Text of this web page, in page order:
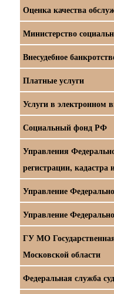
Оценка качества
Министерство
Внесудебное
Платные услуги
Услуги в электронном
Социальный фонд РФ
Управления
регистрации,
Управление
Управление
ГУ МО
Московской области
Федеральная служба